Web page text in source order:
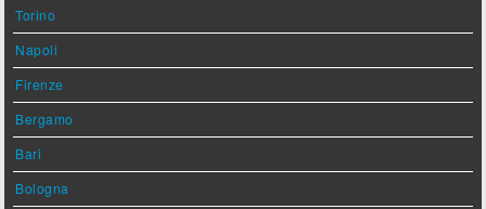
Torino
Napoli
Firenze
Bergamo
Bari
Bologna